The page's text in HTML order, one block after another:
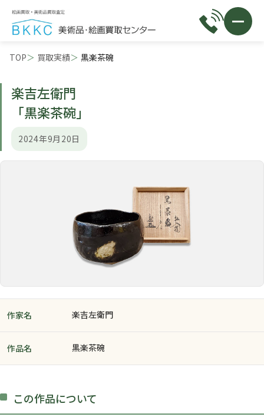
TOP 買取実績 黒楽茶碗
楽吉左衛門
「黒楽茶碗」
2024年9月20日
作家名 楽吉左衛門
作品名 黒楽茶碗
この作品について